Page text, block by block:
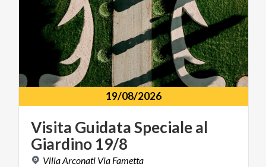
19/08/2026
Visita GuidataSpecialeal
Giardino 19/8
VillaArconati Via Fametta